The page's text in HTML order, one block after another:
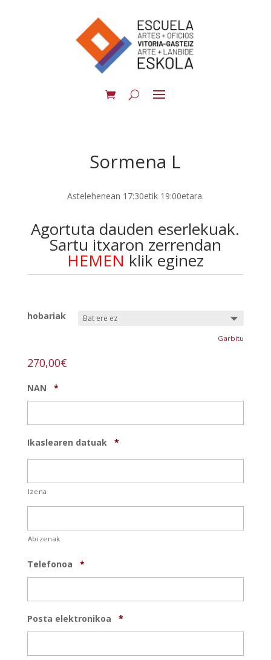
Sormena L
Astelehenean 17:30etik 19:00etara.
Agortuta dauden eserlekuak.
Sartu itxaron zerrendan
HEMEN klik eginez
hobariak
Garbitu
270,00€
NAN *
Ikaslearen datuak *
Izena
Abizenak
Telefonoa *
Posta elektronikoa *